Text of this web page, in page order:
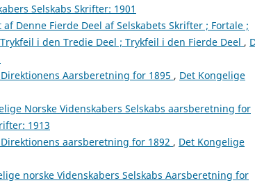
Selskabs Skrifter: 1901
Denne Fierde Deel af Selskabets Skrifter ; Fortale ;
i den Tredie Deel ; Trykfeil i den Fierde Deel ,
Aarsberetning for 1895 , Det Kongelige
Norske Videnskabers Selskabs aarsberetning for
1913
aarsberetning for 1892 , Det Kongelige
norske Videnskabers Selskabs Aarsberetning for